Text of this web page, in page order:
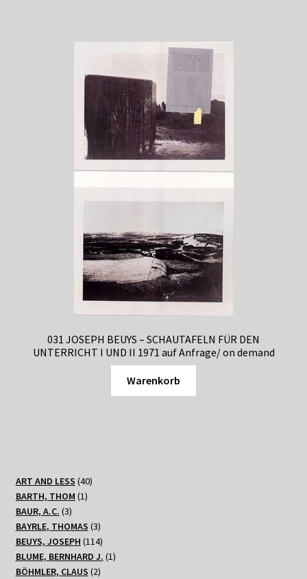
031 JOSEPH BEUYS – SCHAUTAFELN FÜR DEN
UNTERRICHT I UND II 1971 auf Anfrage/ on demand
Warenkorb
ART AND LESS 4040
BARTH, THOM 11
BAUR, A.C. 33
Produkte
BAYRLE, THOMAS 33
Produkte
BEUYS, JOSEPH 114114
Produkte
BLUME, BERNHARD J. 11
BÖHMLER, CLAUS 22